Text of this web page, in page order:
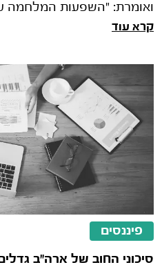
ואומרת: "השפעות המלחמה
בפברואר ב-0.2%, מעט מעל ממוצע ציפי
קרא עוד
פיננסים
סיכוני החוב של ארה"ב